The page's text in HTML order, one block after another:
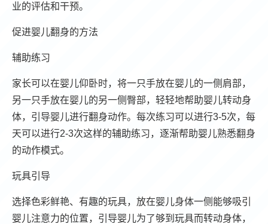
业的评估和干预。
促进婴儿翻身的方法
辅助练习
家长可以在婴儿仰卧时，将一只手放在婴儿的一侧肩部，
另一只手放在婴儿的另一侧臀部，轻轻地帮助婴儿转动身
体，引导婴儿进行翻身动作。每次练习可以进行3-5次，每
天可以进行2-3次这样的辅助练习，逐渐帮助婴儿熟悉翻身
的动作模式。
玩具引导
选择色彩鲜艳、有趣的玩具，放在婴儿身体一侧能够吸引
婴儿注意力的位置，引导婴儿为了够到玩具而转动身体，